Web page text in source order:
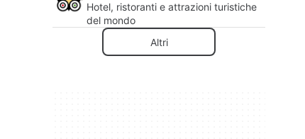
Hotel, ristoranti e attrazioni turistiche
del mondo
Altri